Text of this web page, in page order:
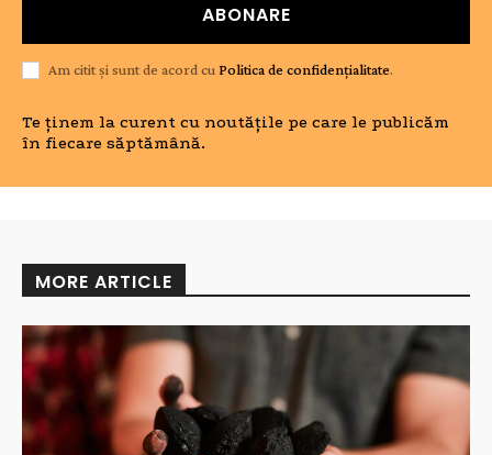
ABONARE
Am citit și sunt de acord cuPolitica de confidențialitate.
Te ținem la curent cu noutățile pe care le publicăm
în fiecare săptămână.
MORE ARTICLE